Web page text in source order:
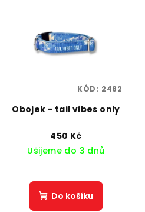
Obojek - tail vibes only
450 Kč
Ušijeme do 3 dnů
Do košíku
KÓD: 2482